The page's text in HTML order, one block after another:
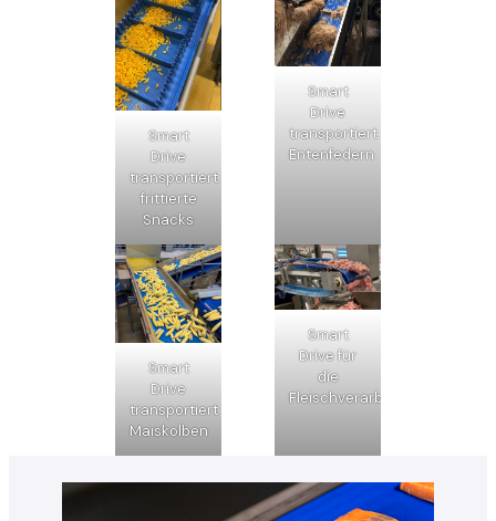
Smart
Drive
transportiert
frittierte
Snacks
Smart
Drive
transportiert
Entenfedern
Smart
Drive
transportiert
Maiskolben
Smart
Drive für
die
Fleischverarbeitung